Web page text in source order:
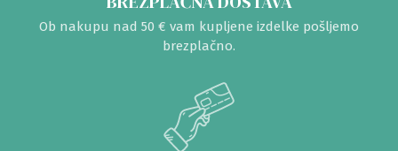
Ob nakupu nad 50 € vam kupljene izdelke pošljemo
brezplačno.